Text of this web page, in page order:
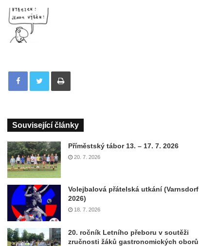
Tisknout
Související články
Příměstský tábor 13. – 17. 7. 2026
20. 7. 2026
Volejbalová přátelská utkání (Varnsdorf
2026)
18. 7. 2026
20. ročník Letního přeboru v soutěži
zručnosti žáků gastronomických oborů